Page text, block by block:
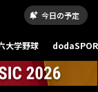
今日の予定
大学野球